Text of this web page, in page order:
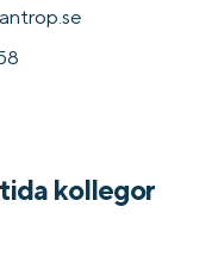
kollegor